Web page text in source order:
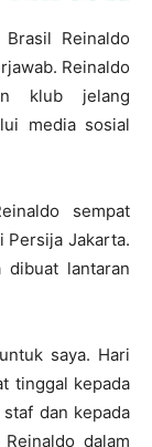
Reinaldo
Reinaldo
klub jelang
media sosial
sempat
Persija Jakarta.
lantaran
saya. Hari
tinggal kepada
dan kepada
dalam